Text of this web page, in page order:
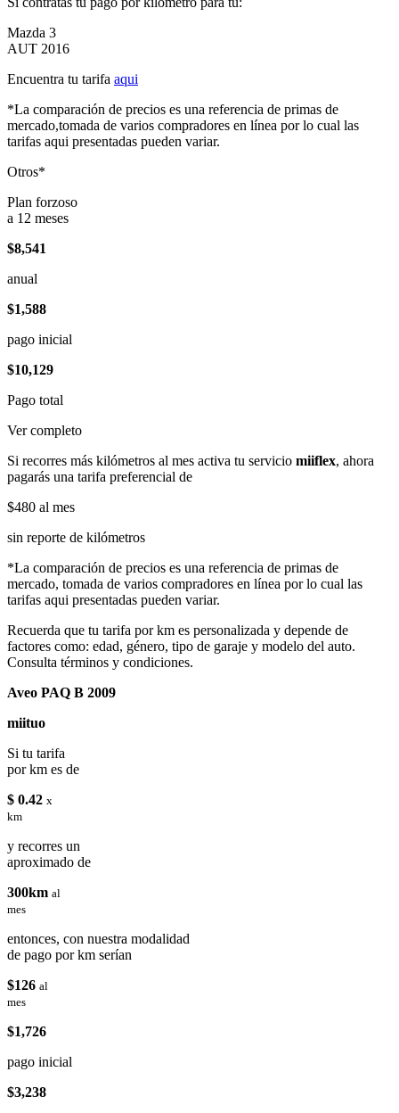
Mazda 3
AUT 2016
Encuentra tu tarifa aqui
*La comparación de precios es una referencia de primas de
mercado,tomada de varios compradores en línea por lo cual las
tarifas aqui presentadas pueden variar.
Otros*
Plan forzoso
a 12 meses
$8,541
anual
$1,588
pago inicial
$10,129
Pago total
Ver completo
Si recorres más kilómetros al mes activa tu servicio miiflex, ahora
pagarás una tarifa preferencial de
$480 al mes
sin reporte de kilómetros
*La comparación de precios es una referencia de primas de
mercado, tomada de varios compradores en línea por lo cual las
tarifas aqui presentadas pueden variar.
Recuerda que tu tarifa por km es personalizada y depende de
factores como: edad, género, tipo de garaje y modelo del auto.
Consulta términos y condiciones.
Aveo PAQ B 2009
miituo
Si tu tarifa
por km es de
$ 0.42 x
km
y recorres un
aproximado de
300km al
mes
entonces, con nuestra modalidad
de pago por km serían
$126 al
mes
$1,726
pago inicial
$3,238